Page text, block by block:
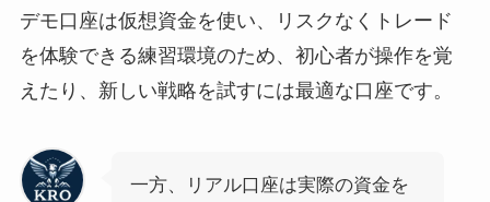
デモ口座は仮想資金を使い、リスクなくトレード
を体験できる練習環境のため、初心者が操作を覚
えたり、新しい戦略を試すには最適な口座です。
一方、リアル口座は実際の資金を